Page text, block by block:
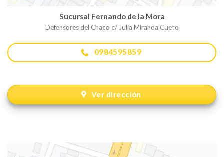
Sucursal Fernando de la Mora
Defensores del Chaco c/ Julia Miranda Cueto
0984595859
Ver dirección